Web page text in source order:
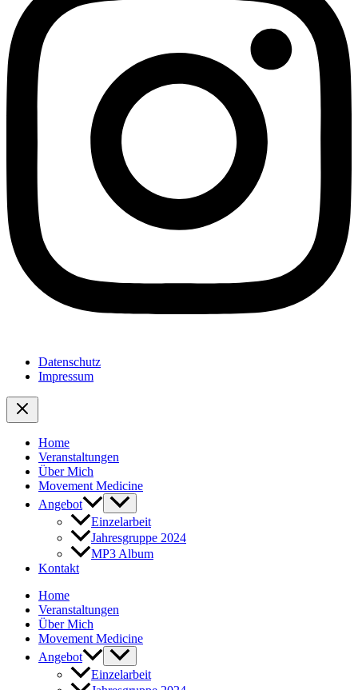
Datenschutz
Impressum
Home
Veranstaltungen
Über Mich
Movement Medicine
Angebot
Einzelarbeit
Jahresgruppe 2024
MP3 Album
Kontakt
Home
Veranstaltungen
Über Mich
Movement Medicine
Angebot
Einzelarbeit